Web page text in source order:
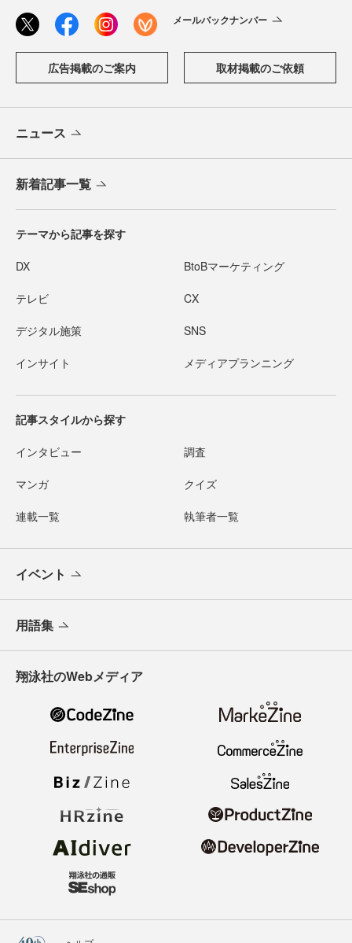
メールバックナンバー
広告掲載のご案内 取材掲載のご依頼
ニュース
新着記事一覧
テーマから記事を探す
DX BtoBマーケティング
テレビ CX
デジタル施策 SNS
インサイト メディアプランニング
記事スタイルから探す
インタビュー 調査
マンガ クイズ
連載一覧 執筆者一覧
イベント
用語集
翔泳社のWebメディア